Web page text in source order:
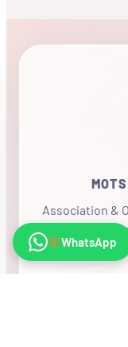
Association &
général,
WhatsApp